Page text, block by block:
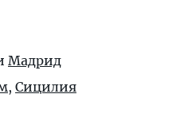
Мадрид
, Сицилия